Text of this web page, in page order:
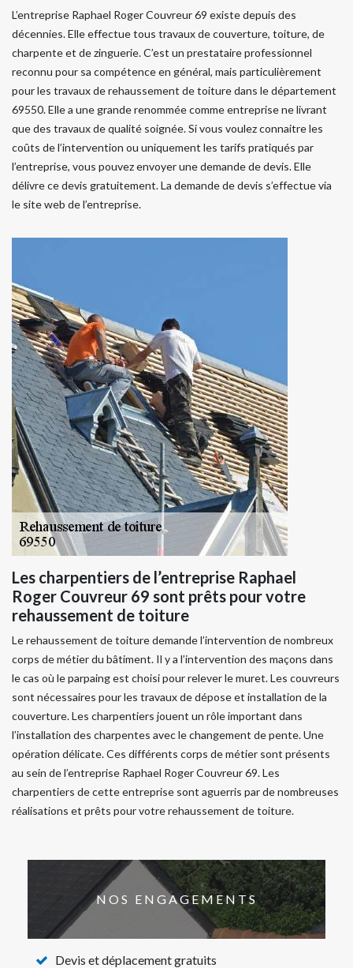
L’entreprise Raphael Roger Couvreur 69 existe depuis des
décennies. Elle effectue tous travaux de couverture, toiture, de
charpente et de zinguerie. C’est un prestataire professionnel
reconnu pour sa compétence en général, mais particulièrement
pour les travaux de rehaussement de toiture dans le département
69550. Elle a une grande renommée comme entreprise ne livrant
que des travaux de qualité soignée. Si vous voulez connaitre les
coûts de l’intervention ou uniquement les tarifs pratiqués par
l’entreprise, vous pouvez envoyer une demande de devis. Elle
délivre ce devis gratuitement. La demande de devis s’effectue via
le site web de l’entreprise.
Les charpentiers de l’entreprise Raphael
Roger Couvreur 69 sont prêts pour votre
rehaussement de toiture
Le rehaussement de toiture demande l’intervention de nombreux
corps de métier du bâtiment. Il y a l’intervention des maçons dans
le cas où le parpaing est choisi pour relever le muret. Les couvreurs
sont nécessaires pour les travaux de dépose et installation de la
couverture. Les charpentiers jouent un rôle important dans
l’installation des charpentes avec le changement de pente. Une
opération délicate. Ces différents corps de métier sont présents
au sein de l’entreprise Raphael Roger Couvreur 69. Les
charpentiers de cette entreprise sont aguerris par de nombreuses
réalisations et prêts pour votre rehaussement de toiture.
NOS ENGAGEMENTS
Devis et déplacement gratuits